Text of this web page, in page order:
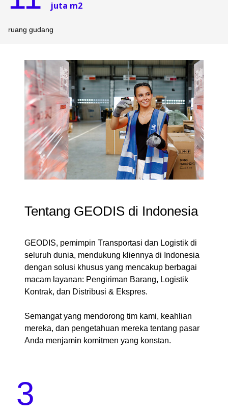
juta m2
ruang gudang
Keepeek
Tentang GEODIS di Indonesia
GEODIS, pemimpin Transportasi dan Logistik di
seluruh dunia, mendukung kliennya di Indonesia
dengan solusi khusus yang mencakup berbagai
macam layanan: Pengiriman Barang, Logistik
Kontrak, dan Distribusi & Ekspres.
Semangat yang mendorong tim kami, keahlian
mereka, dan pengetahuan mereka tentang pasar
Anda menjamin komitmen yang konstan.
3